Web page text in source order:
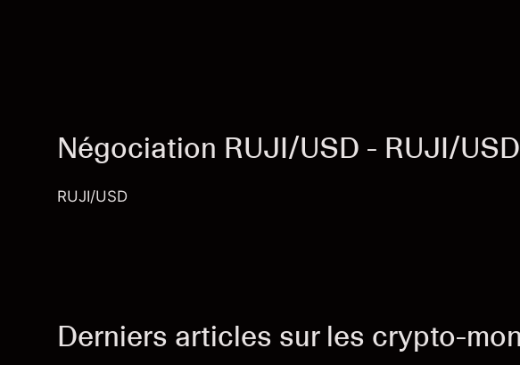
Négociation RUJI/USD - RUJI/USD
RUJI/USD
Derniers articles sur les crypto-